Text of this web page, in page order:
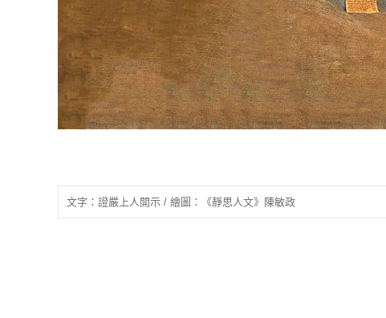
文字：證嚴上人開示 / 繪圖：《靜思人文》陳敏政